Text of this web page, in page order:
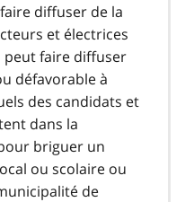
diffuser de la
et électrices
peut faire diffuser
défavorable à
des candidats et
dans la
briguer un
ou scolaire ou
de